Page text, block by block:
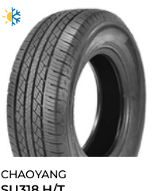
CHAOYANG